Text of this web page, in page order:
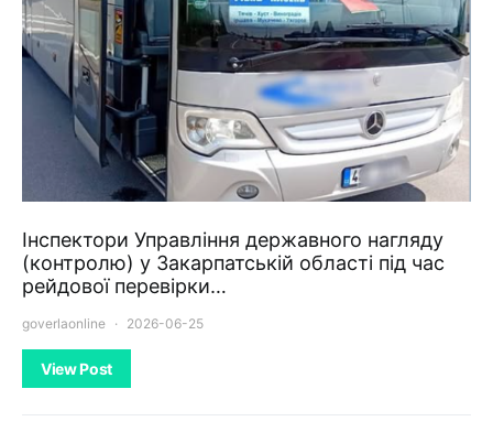
Інспектори Управління державного нагляду
(контролю) у Закарпатській області під час
рейдової перевірки…
goverlaonline 2026-06-25
View Post